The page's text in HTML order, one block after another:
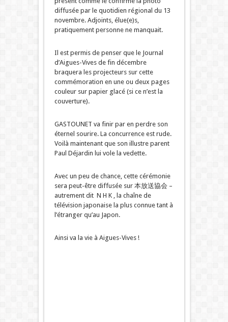
diffusée par le quotidien régional du 13
novembre. Adjoints, élue(e)s,
pratiquement personne ne manquait.
Il est permis de penser que le Journal
d’Aigues-Vives de fin décembre
braquera les projecteurs sur cette
commémoration en une ou deux pages
couleur sur papier glacé (si ce n’est la
couverture).
GASTOUNET va finir par en perdre son
éternel sourire. La concurrence est rude.
Voilà maintenant que son illustre parent
Paul Déjardin lui vole la vedette.
Avec un peu de chance, cette cérémonie
sera peut-être diffusée sur 本放送協会 –
autrement dit N H K , la chaîne de
télévision japonaise la plus connue tant à
l’étranger qu’au Japon.
Ainsi va la vie à Aigues-Vives !